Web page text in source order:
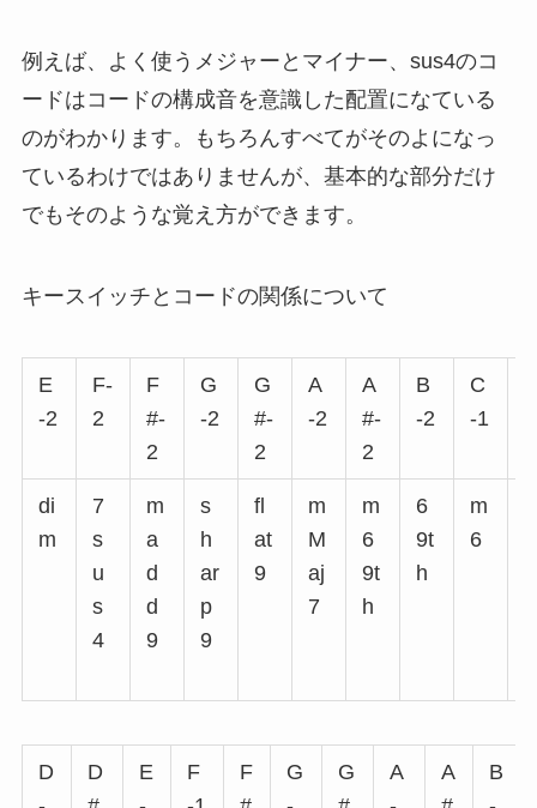
例えば、よく使うメジャーとマイナー、sus4のコ
ードはコードの構成音を意識した配置になている
のがわかります。もちろんすべてがそのよになっ
ているわけではありませんが、基本的な部分だけ
でもそのような覚え方ができます。
キースイッチとコードの関係について
E
-2
F-
2
F
#-
2
G
-2
G
#-
2
A
-2
A
#-
2
B
-2
C
-1
di
m
7
s
u
s
4
m
a
d
d
9
s
h
ar
p
9
fl
at
9
m
M
aj
7
m
6
9t
h
6
9t
h
m
6
D
D
E
F
F
G
G
A
A
B